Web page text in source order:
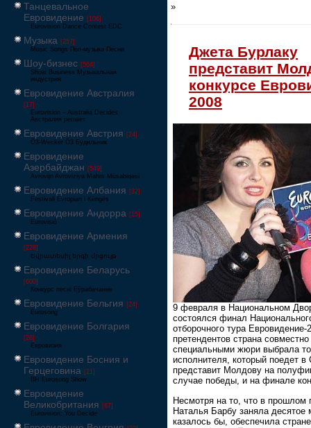
Танцевальное
Евровидение [106]
Eurovision Dance Contest EDC
Музыка [257]
Music Songs Поп-музыка Песни
Шоу-бизнес [564]
Show Business Музыкальная
индустрия
Евровидение Австралия
[17]
Eurovision – Australia Decides
Австралия решает
Евровидение Австрия [24]
Ö3-Wecker Ö3 Будильник
Евровидение
Азербайджан [549]
Avrovijn Avroviziya Mahnı Müsabiqəsi
Евровидение Албания [32]
Festivali Evropian i Këngës
Евровидение Андорра [15]
Eurovisió
Евровидение Армения
[228]
Եվրատեսիլ երգի մրցույթ
Евровидение Беларусь
[600]
Конкурс песні Еўрабачанне
Евровидение Бельгия [24]
Eurosong
Евровидение Болгария
[26]
Евровизия
Евровидение Босния и
Герцеговина [21]
BH Eurosong Show
Евровидение
Великобритания [67]
Eurovision: You Decide
»
Джета Бурлаку
представит
конкурсе
2008
9 февраля в Национальном
состоялся финал
отборочного тура Евровидение-
претендентов страна
специальными жюри выбрала
исполнителя, который поедет
представит Молдову на
случае победы, и на финале
Несмотря на то, что в прошлом
Наталья Барбу заняла десятое
казалось бы, обеспечила